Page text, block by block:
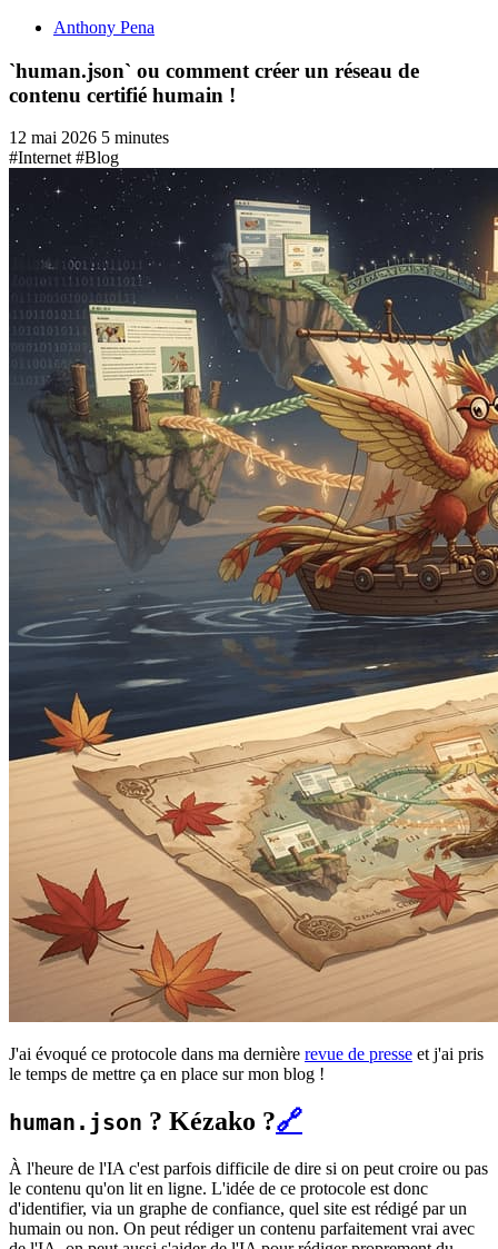
Anthony Pena
`human.json` ou comment créer un réseau de
contenu certifié humain !
12 mai 2026 5 minutes
#Internet #Blog
J'ai évoqué ce protocole dans ma dernière revue de presse et j'ai pris
le temps de mettre ça en place sur mon blog !
human.json ? Kézako ?🔗
À l'heure de l'IA c'est parfois difficile de dire si on peut croire ou pas
le contenu qu'on lit en ligne. L'idée de ce protocole est donc
d'identifier, via un graphe de confiance, quel site est rédigé par un
humain ou non. On peut rédiger un contenu parfaitement vrai avec